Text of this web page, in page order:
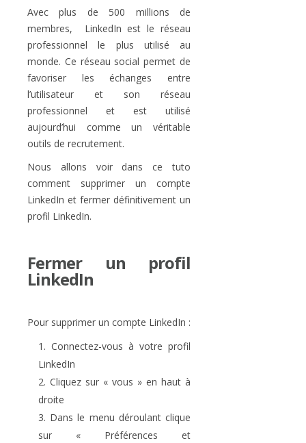
Avec plus de 500 millions de
membres, LinkedIn est le réseau
professionnel le plus utilisé au
monde. Ce réseau social permet de
favoriser les échanges entre
l’utilisateur et son réseau
professionnel et est utilisé
aujourd’hui comme un véritable
outils de recrutement.
Nous allons voir dans ce tuto
comment supprimer un compte
LinkedIn et fermer définitivement un
profil LinkedIn.
Fermer un profil
LinkedIn
Pour supprimer un compte LinkedIn :
Connectez-vous à votre profil
LinkedIn
Cliquez sur « vous » en haut à
droite
Dans le menu déroulant clique
sur « Préférences et